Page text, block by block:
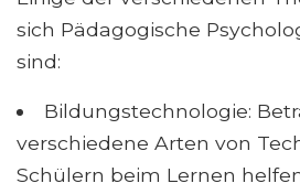
sich Pädagogische
sind:
Bildungstechnologie:
verschiedene Arten von
Schülern beim Lernen